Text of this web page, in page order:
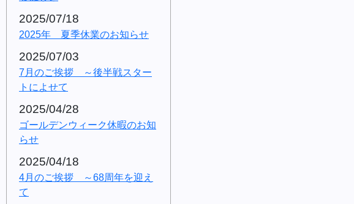
2025/07/18
2025年 夏季休業のお知らせ
2025/07/03
7月のご挨拶 ～後半戦スター
トによせて
2025/04/28
ゴールデンウィーク休暇のお知
らせ
2025/04/18
4月のご挨拶 ～68周年を迎え
て